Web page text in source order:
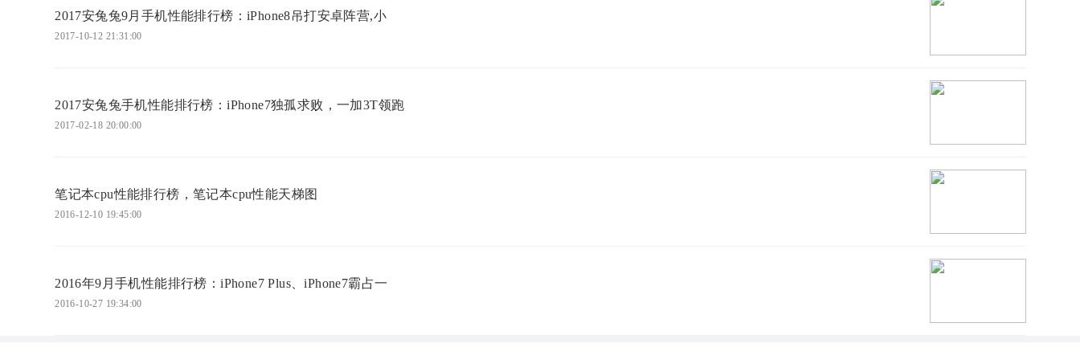
2017安兔兔9月手机性能排行榜：iPhone8吊打安卓阵营,小
2017-10-12 21:31:00
2017安兔兔手机性能排行榜：iPhone7独孤求败，一加3T领跑
2017-02-18 20:00:00
笔记本cpu性能排行榜，笔记本cpu性能天梯图
2016-12-10 19:45:00
2016年9月手机性能排行榜：iPhone7 Plus、iPhone7霸占一
2016-10-27 19:34:00